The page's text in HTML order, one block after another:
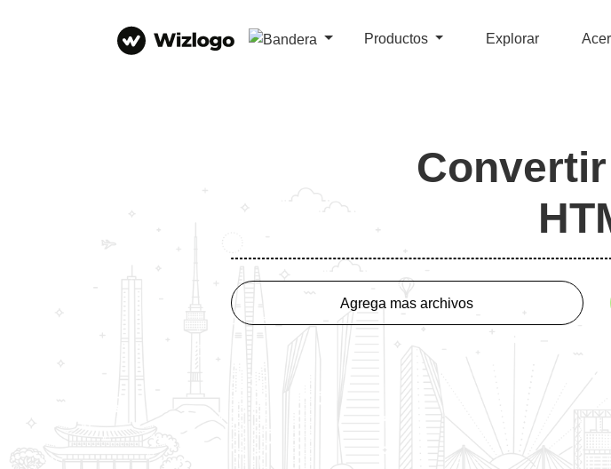
Productos Explorar
Agrega mas archivos